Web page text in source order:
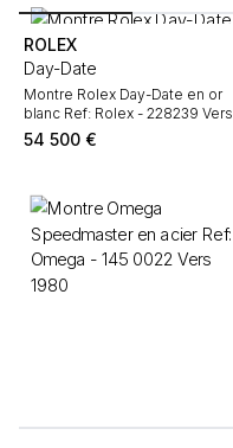
ROLEX
Day-Date
Montre Rolex Day-Date en or
blanc Ref: Rolex - 228239 Vers
2017
54 500 €